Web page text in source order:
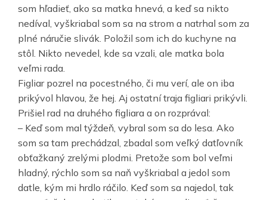
som hľadieť, ako sa matka hnevá, a keď sa nikto
nedíval, vyškriabal som sa na strom a natrhal som za
plné náručie slivák. Položil som ich do kuchyne na
stôl. Nikto nevedel, kde sa vzali, ale matka bola
veľmi rada.
Figliar pozrel na pocestného, či mu verí, ale on iba
prikývol hlavou, že hej. Aj ostatní traja figliari prikývli.
Prišiel rad na druhého figliara a on rozprával:
– Keď som mal týždeň, vybral som sa do lesa. Ako
som sa tam prechádzal, zbadal som veľký datľovník
obťažkaný zrelými plodmi. Pretože som bol veľmi
hladný, rýchlo som sa naň vyškriabal a jedol som
datle, kým mi hrdlo ráčilo. Keď som sa najedol, tak